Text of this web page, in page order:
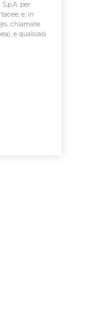
per
e, in
chiamate
e qualsiasi